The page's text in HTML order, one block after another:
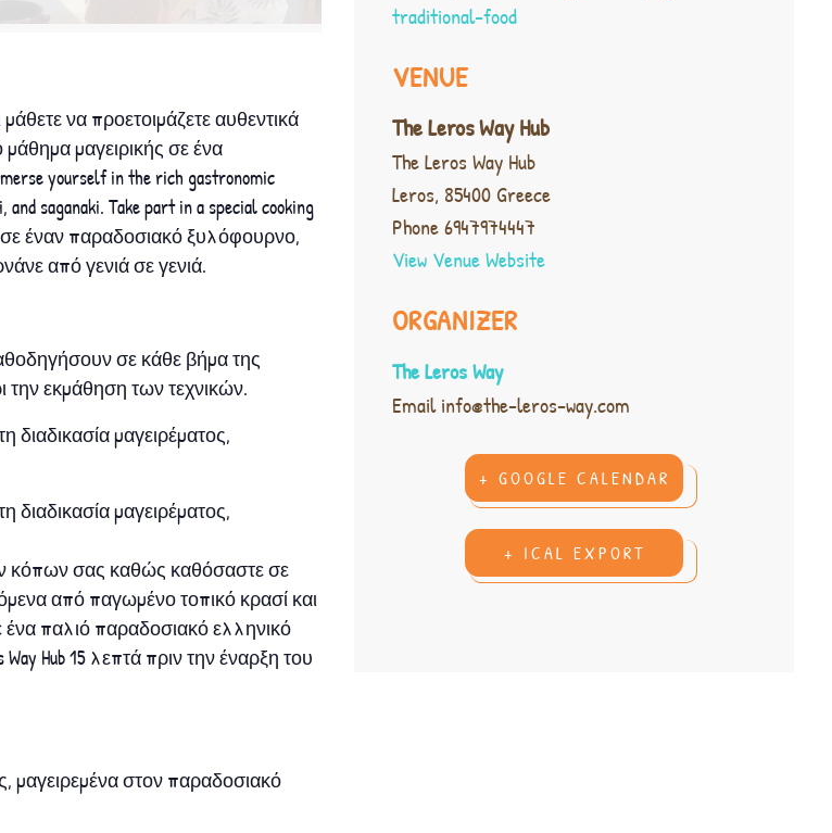
να προετοιμάζετε αυθεντικά
μάθημα μαγειρικής σε ένα
yourself in the rich gastronomic
saganaki. Take part in a special cooking
σε έναν παραδοσιακό ξυλόφουρνο,
από γενιά σε γενιά.
σε κάθε βήμα της
την εκμάθηση των τεχνικών.
διαδικασία μαγειρέματος,
διαδικασία μαγειρέματος,
κόπων σας καθώς καθόσαστε σε
από παγωμένο τοπικό κρασί και
ένα παλιό παραδοσιακό ελληνικό
Hub 15 λεπτά πριν την έναρξη του
μαγειρεμένα στον παραδοσιακό
traditional-food
VENUE
The Leros Way Hub
The Leros Way Hub
Leros, 85400 Greece
Phone6947974447
View Venue Website
ORGANIZER
The Leros Way
Emailinfo@the-leros-way.com
+ GOOGLE CALENDAR
+ ICAL EXPORT